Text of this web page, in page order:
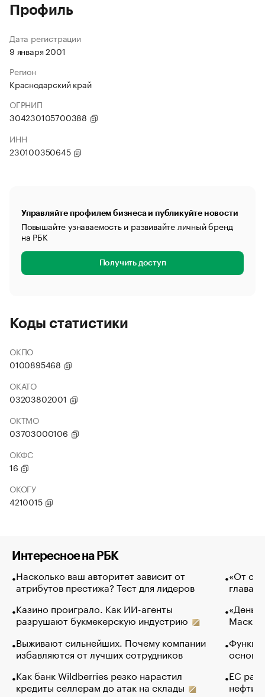
Профиль
Дата регистрации
9 января 2001
Регион
Краснодарский край
ОГРНИП
304230105700388
ИНН
230100350645
Управляйте профилем бизнеса и публикуйте новости
Повышайте узнаваемость и развивайте личный бренд
на РБК
Получить доступ
Коды статистики
ОКПО
0100895468
ОКАТО
03203802001
ОКТМО
03703000106
ОКФС
16
ОКОГУ
4210015
Интересное на РБК
Насколько ваш авторитет зависит от
атрибутов престижа? Тест для лидеров
Казино проиграло. Как ИИ-агенты
разрушают букмекерскую индустрию
Выживают сильнейших. Почему компании
избавляются от лучших сотрудников
Как банк Wildberries резко нарастил
кредиты селлерам до атак на склады
«От
глава
Маск в
основ
ЕС
нефти